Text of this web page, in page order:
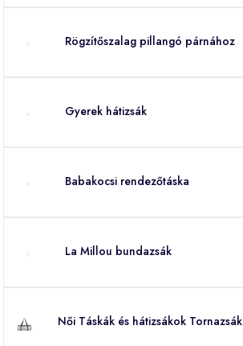
Rögzítőszalag pillangó párnához
Gyerek hátizsák
Babakocsi rendezőtáska
La Millou bundazsák
Női Táskák és hátizsákok Tornazsák